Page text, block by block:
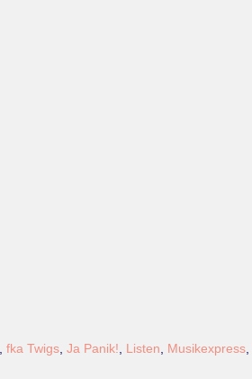
,fka Twigs ,Ja Panik! Listen Musikexpress